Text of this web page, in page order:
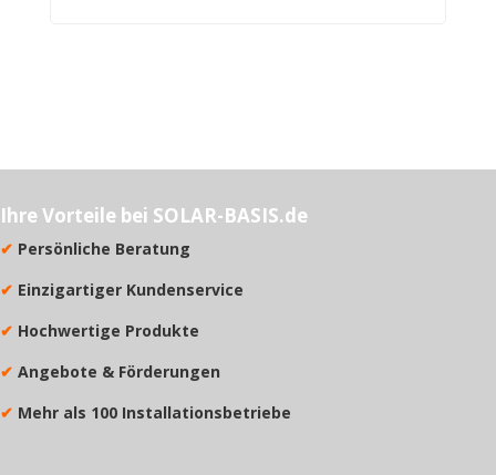
Ihre Vorteile bei SOLAR-BASIS.de
✔ Persönliche Beratung
✔ Einzigartiger Kundenservice
✔ Hochwertige Produkte
✔ Angebote & Förderungen
✔ Mehr als 100 Installationsbetriebe